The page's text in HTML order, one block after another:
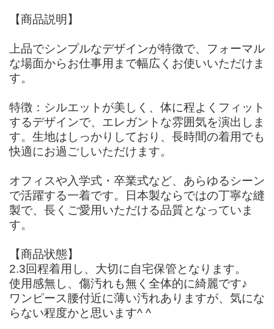
【商品説明】
上品でシンプルなデザインが特徴で、フォーマル
な場面からお仕事用まで幅広くお使いいただけま
す。
特徴：シルエットが美しく、体に程よくフィット
するデザインで、エレガントな雰囲気を演出しま
す。生地はしっかりしており、長時間の着用でも
快適にお過ごしいただけます。
オフィスや入学式・卒業式など、あらゆるシーン
で活躍する一着です。日本製ならではの丁寧な縫
製で、長くご愛用いただける品質となっていま
す。
【商品状態】
2.3回程着用し、大切に自宅保管となります。
使用感無し、傷汚れも無く全体的に綺麗です♪
ワンピース腰付近に薄い汚れありますが、気にな
らない程度かと思います^ ^